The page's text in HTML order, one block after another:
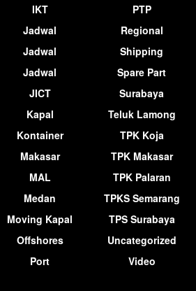
IKT
Jadwal
Jadwal
Jadwal
JICT
Kapal
Kontainer
Makasar
MAL
Medan
Moving Kapal
Offshores
Port
PTP
Regional
Shipping
Spare Part
Surabaya
Teluk Lamong
TPK Koja
TPK Makasar
TPK Palaran
TPKS Semarang
TPS Surabaya
Uncategorized
Video